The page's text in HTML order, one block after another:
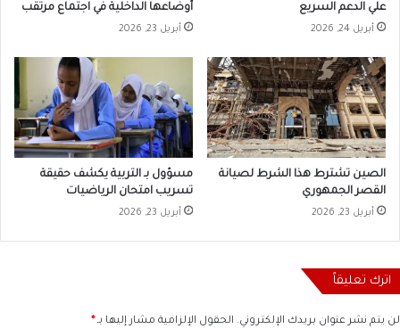
علي الدعم السريع
أبريل 24, 2026
أوضاعها الداخلية في اجتماع مرتقب
أبريل 23, 2026
الصين تشترط هذا الشرط لصيانة
القصر الجمهوري
أبريل 23, 2026
مسؤول بـ التربية يكشف حقيقة
تسريب امتحان الرياضيات
أبريل 23, 2026
اترك تعليقاً
لن يتم نشر عنوان بريدك الإلكتروني. الحقول الإلزامية مشار إليها بـ *